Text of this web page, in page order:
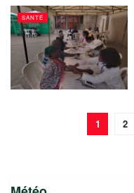
SANTÉ
1 2